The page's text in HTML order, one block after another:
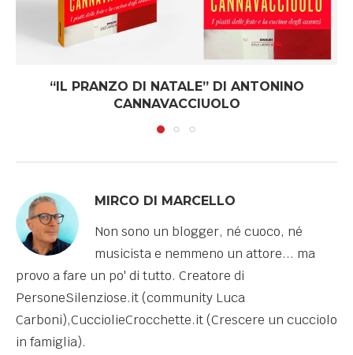
“IL PRANZO DI NATALE” DI ANTONINO
CANNAVACCIUOLO
MIRCO DI MARCELLO
Non sono un blogger, né cuoco, né
musicista e nemmeno un attore... ma
provo a fare un po' di tutto. Creatore di
PersoneSilenziose.it (community Luca
Carboni),CucciolieCrocchette.it (Crescere un cucciolo
in famiglia).